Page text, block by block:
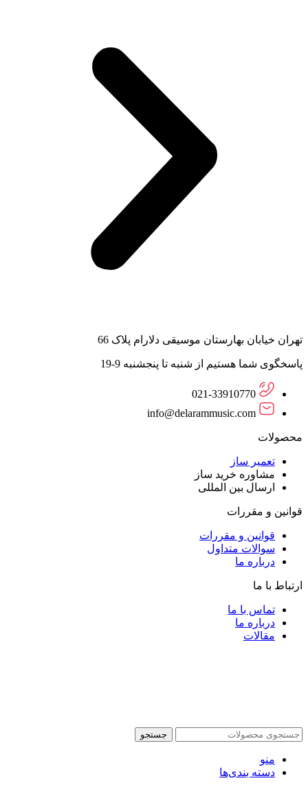
تهران خیابان بهارستان موسیقی دلارام پلاک 66
پاسخگوی شما هستیم از شنبه تا پنجشنبه 9-19
021-33910770
info@delarammusic.com
محصولات
تعمیر ساز
مشاوره خرید ساز
ارسال بین المللی
قوانین و مقررات
قوانین و مقررات
سوالات متداول
درباره ما
ارتباط با ما
تماس با ما
درباره ما
مقالات
جستجو
منو
دسته بندی‌ها